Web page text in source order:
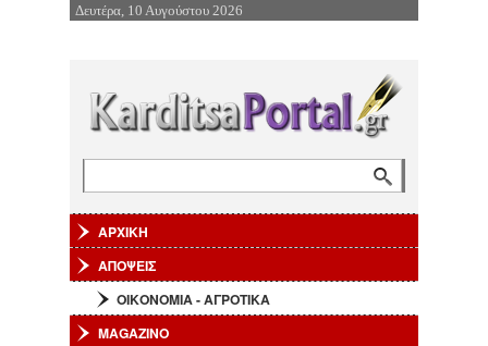
Επιστροφή στην Πλοήγηση
Δευτέρα, 10 Αυγούστου 2026
Φόρμα αναζήτησης
ΑΡΧΙΚΗ
ΑΠΟΨΕΙΣ
ΟΙΚΟΝΟΜΙΑ - ΑΓΡΟΤΙΚΑ
MAGAZINO